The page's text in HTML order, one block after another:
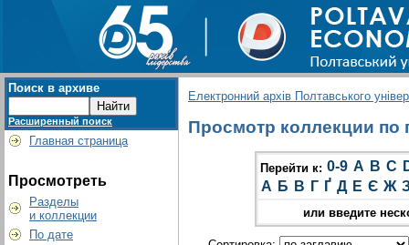
Поиск в архиве
Расширенный поиск
Главная страница
Просмотреть
Разделы
и коллекции
По дате
Електронний архів Полтавського
Просмотр коллекции по
Перейти к: 0-9 A B C
А Б В Г Ґ Д Е Є Ж
или введите